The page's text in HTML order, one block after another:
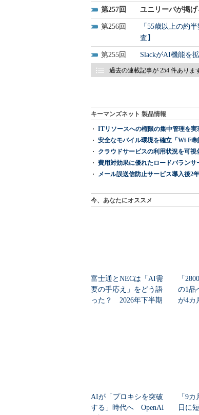
257 ユニリーバが掲
256
「55歳以上の約
査】
255 SlackがAI機能を
過去の連載記事が 254 件ありま
キーマンズネット 製品情報
ITリソースへの権限の集中管理を実
安全なモバイル環境を確立「Wi-Fi
クラウドサービスの利用状況を可視
費用対効果に優れたロードバラン
メール誤送信防止サービス導入後2
今、あなたにオススメ
富士通とNECは「AI需
要の手応え」をどう語
った？ 2026年下半期
「
の1品
が4カ
AIが「プロキシを突破
する」時代へ OpenAI
「9
日に